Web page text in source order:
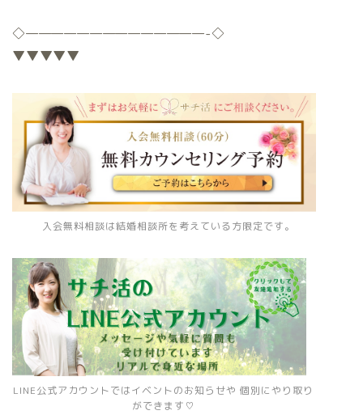
◇——————————————-◇
▼▼▼▼▼
入会無料相談は結婚相談所を考えている方限定です。
LINE公式アカウントではイベントのお知らせや 個別にやり取り
ができます♡